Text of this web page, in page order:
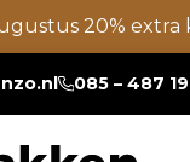
20%
085 – 487